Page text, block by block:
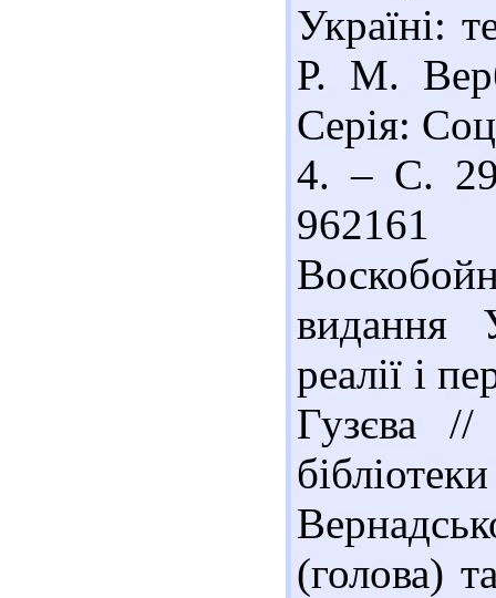
Україні:
Р. М.
Серія:
4. – С.
видання
реалії і
Гузєва //
(голова)